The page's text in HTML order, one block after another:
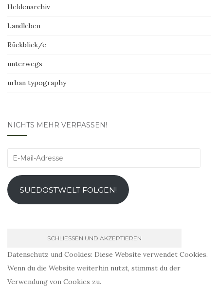
Heldenarchiv
Landleben
Rückblick/e
unterwegs
urban typography
NICHTS MEHR VERPASSEN!
E-
Adresse
SUEDOSTWELT FOLGEN!
Datenschutz und Cookies: Diese Website verwendet Cookies.
Wenn du die Website weiterhin nutzt, stimmst du der
Verwendung von Cookies zu.